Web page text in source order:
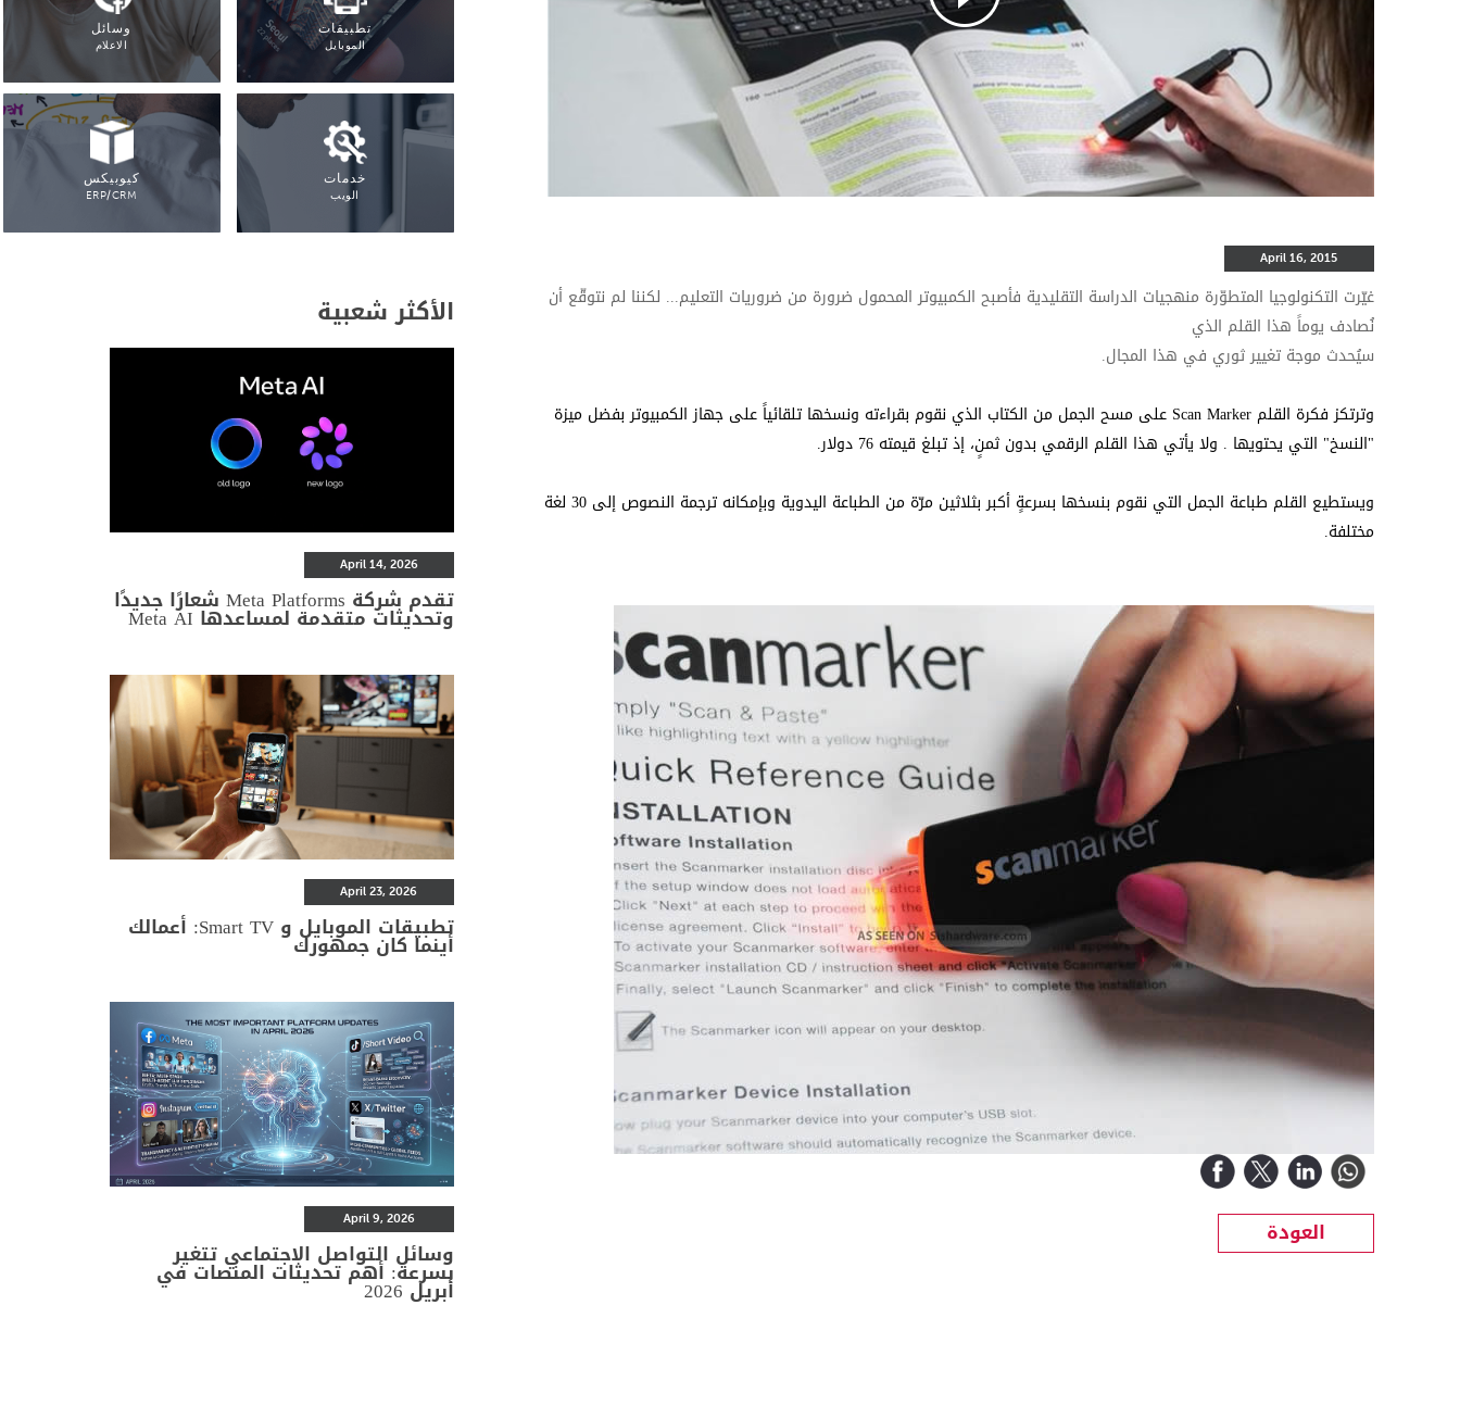
April 16, 2015
غيّرت التكنولوجيا المتطوّرة منهجيات الدراسة التقليدية فأصبح الكمبيوتر المحمول ضرورة من ‏ضروريات التعليم... لكننا لم نتوقّع أن
نُصادف يوماً هذا القلم الذي
سيُحدث موجة تغيير ثوري في هذا المجال.‏
وترتكز فكرة القلم ‏Scan Marker ‏ على مسح الجمل من الكتاب الذي نقوم بقراءته ونسخها تلقائياً على ‏جهاز الكمبيوتر بفضل ميزة
"النسخ" التي يحتويها . ولا يأتي هذا القلم الرقمي بدون ثمنٍ، إذ تبلغ ‏قيمته 76 دولار.‏
ويستطيع القلم طباعة الجمل التي نقوم بنسخها بسرعةٍ أكبر بثلاثين مرّة من الطباعة اليدوية وبإمكانه ‏ترجمة النصوص إلى 30 لغة
مختلفة.‏
العودة
تطبيقات
الموبايل
وسائل
الاعلام
خدمات
الويب
كيوبيكس
ERP/CRM
الأكثر شعبية
April 14, 2026
تقدم شركة Meta Platforms شعارًا جديدًا
وتحديثات متقدمة لمساعدها Meta AI
April 23, 2026
تطبيقات الموبايل و Smart TV: أعمالك
أينما كان جمهورك
April 9, 2026
وسائل التواصل الاجتماعي تتغير
بسرعة: أهم تحديثات المنصات في
أبريل 2026